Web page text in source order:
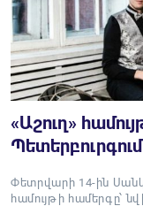
«Աշուղ»
Պետերբուրգում
Փետրվարի 14-ին
համույթի համերգը՝